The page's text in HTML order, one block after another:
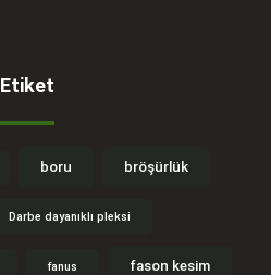
Etiket
boru bröşürlük
Darbe dayanıklı pleksi
fanus fason kesim